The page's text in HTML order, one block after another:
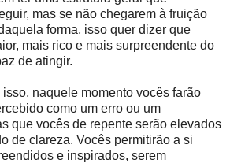
mas se não chegarem à fruição
forma, isso quer dizer que
mais rico e mais surpreendente do
de atingir.
naquele momento vocês farão
como um erro ou um
que vocês de repente serão elevados
de clareza. Vocês permitirão a si
e inspirados, serem